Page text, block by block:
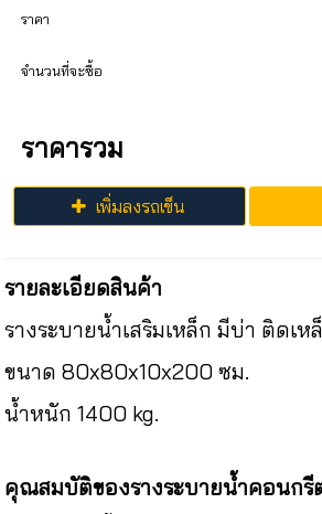
ราคา
จำนวนที่จะซื้อ
ราคารวม
เพิ่มลงรถเข็น
รายละเอียดสินค้า
รางระบายน้ำเสริมเหล็ก มีบ่า ติดเห
ขนาด 80x80x10x200 ซม.
น้ำหนัก 1400 kg.
คุณสมบัติของรางระบายน้ำคอนกรี